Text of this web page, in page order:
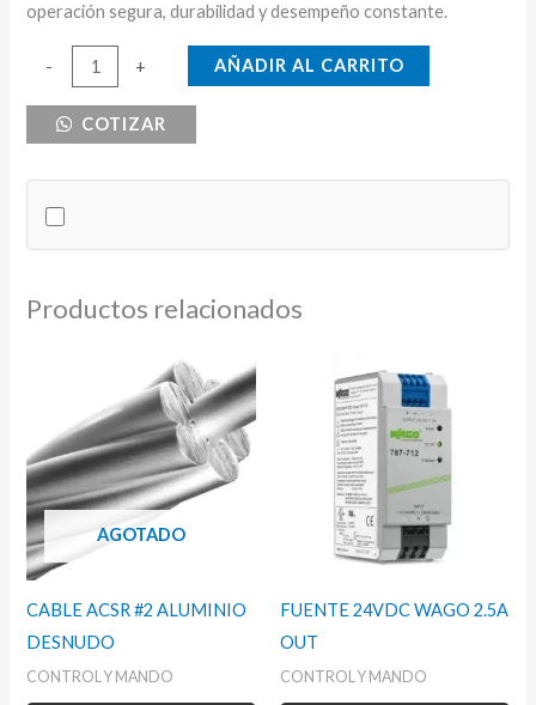
operación segura, durabilidad y desempeño constante.
-
TERMICO
cantidad
+ AÑADIR AL CARRITO
COTIZAR
Productos relacionados
AGOTADO
CABLE ACSR #2 ALUMINIO
DESNUDO
CONTROL Y MANDO
FUENTE 24VDC WAGO 2.5A
OUT
CONTROL Y MANDO